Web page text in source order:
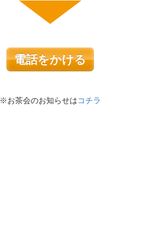
電話をかける
※お茶会のお知らせはコチラ